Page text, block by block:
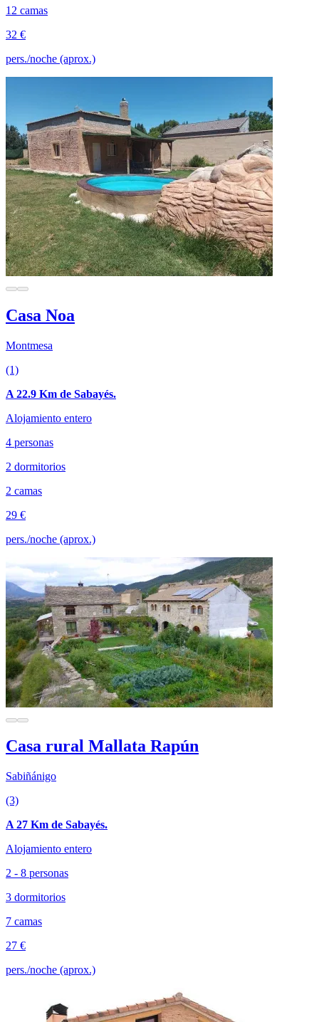
12 camas
32 €
pers./noche (aprox.)
Casa Noa
Montmesa
(1)
A 22.9 Km de Sabayés.
Alojamiento entero
4 personas
2 dormitorios
2 camas
29 €
pers./noche (aprox.)
Casa rural Mallata Rapún
Sabiñánigo
(3)
A 27 Km de Sabayés.
Alojamiento entero
2 - 8 personas
3 dormitorios
7 camas
27 €
pers./noche (aprox.)